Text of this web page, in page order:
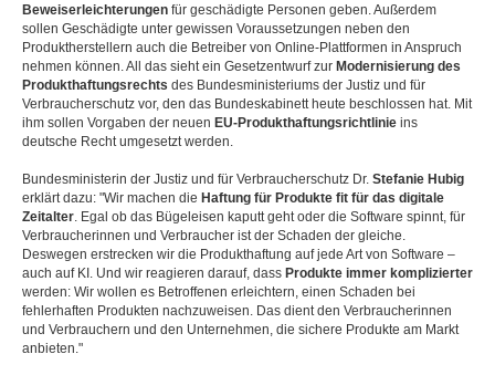
Beweiserleichterungen für geschädigte Personen geben. Außerdem
sollen Geschädigte unter gewissen Voraussetzungen neben den
Produktherstellern auch die Betreiber von Online-Plattformen in Anspruch
nehmen können. All das sieht ein Gesetzentwurf zur Modernisierung des
Produkthaftungsrechts des Bundesministeriums der Justiz und für
Verbraucherschutz vor, den das Bundeskabinett heute beschlossen hat. Mit
ihm sollen Vorgaben der neuen EU-Produkthaftungsrichtlinie ins
deutsche Recht umgesetzt werden.
Bundesministerin der Justiz und für Verbraucherschutz Dr. Stefanie Hubig
erklärt dazu: "Wir machen die Haftung für Produkte fit für das digitale
Zeitalter. Egal ob das Bügeleisen kaputt geht oder die Software spinnt, für
Verbraucherinnen und Verbraucher ist der Schaden der gleiche.
Deswegen erstrecken wir die Produkthaftung auf jede Art von Software –
auch auf KI. Und wir reagieren darauf, dass Produkte immer komplizierter
werden: Wir wollen es Betroffenen erleichtern, einen Schaden bei
fehlerhaften Produkten nachzuweisen. Das dient den Verbraucherinnen
und Verbrauchern und den Unternehmen, die sichere Produkte am Markt
anbieten."